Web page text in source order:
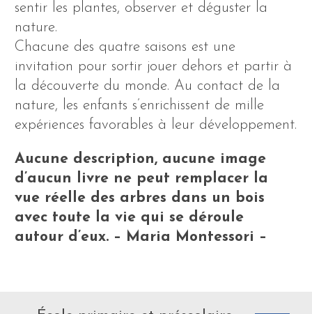
sentir les plantes, observer et déguster la
nature.
Chacune des quatre saisons est une
invitation pour sortir jouer dehors et partir à
la découverte du monde. Au contact de la
nature, les enfants s’enrichissent de mille
expériences favorables à leur développement.
Aucune description, aucune image
d’aucun livre ne peut remplacer la
vue réelle des arbres dans un bois
avec toute la vie qui se déroule
autour d’eux. – Maria Montessori –